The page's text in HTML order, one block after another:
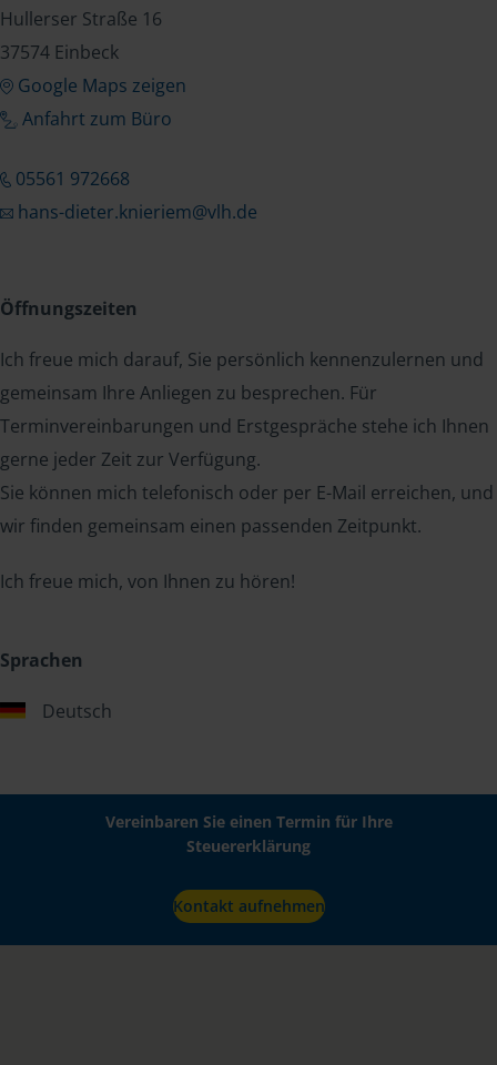
Hullerser Straße 16
37574 Einbeck
Google Maps zeigen
Anfahrt zum Büro
05561 972668
hans-dieter.knieriem@vlh.de
Öffnungszeiten
Ich freue mich darauf, Sie persönlich kennenzulernen und
gemeinsam Ihre Anliegen zu besprechen. Für
Terminvereinbarungen und Erstgespräche stehe ich Ihnen
gerne jeder Zeit zur Verfügung.
Sie können mich telefonisch oder per E-Mail erreichen, und
wir finden gemeinsam einen passenden Zeitpunkt.
Ich freue mich, von Ihnen zu hören!
Sprachen
Deutsch
Vereinbaren Sie einen Termin für Ihre
Steuererklärung
Kontakt aufnehmen